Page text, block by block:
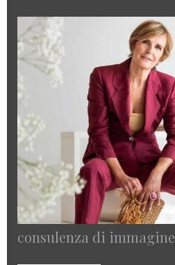
consulenza di immagine